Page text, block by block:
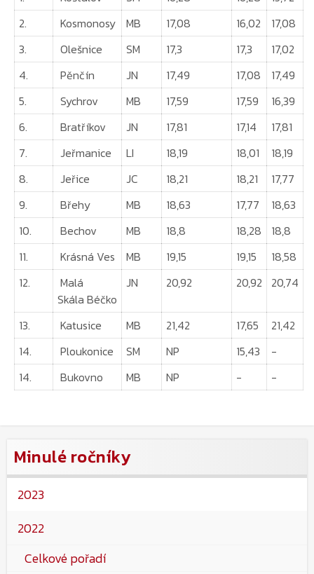
2.
Kosmonosy MB 17,08 16,02
17,08
3.
Olešnice SM 17,3 17,3
17,02
4.
Pěnčín JN 17,49 17,08
17,49
5.
Sychrov MB 17,59 17,59
16,39
6.
Bratříkov JN 17,81 17,14
17,81
7.
Jeřmanice LI 18,19 18,01
18,19
8.
Jeřice JC 18,21 18,21
17,77
9.
Břehy MB 18,63 17,77
18,63
10.
Bechov MB 18,8 18,28
18,8
11.
Krásná Ves MB 19,15 19,15
18,58
12.
Malá
Skála Béčko
JN 20,92 20,92 20,74
13. Katusice MB 21,42 17,65
21,42
14.
Ploukonice SM NP 15,43
-
14.
Bukovno MB NP - -
Minulé ročníky
2023
2022
Celkové pořadí